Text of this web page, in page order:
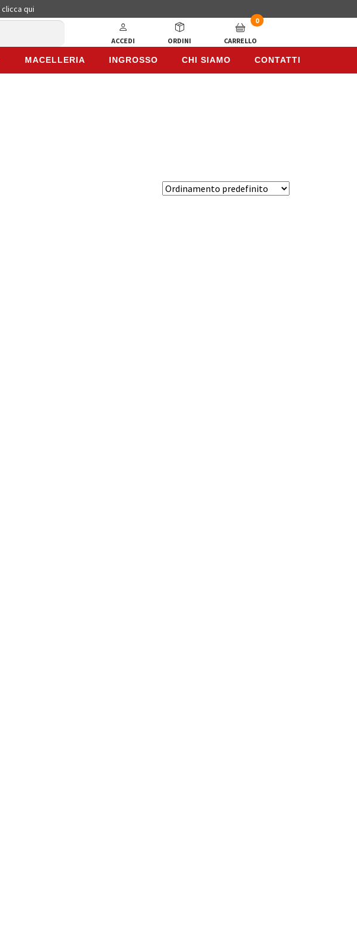
clicca qui
ACCEDI ORDINI
0
CARRELLO
MACELLERIA INGROSSO CHI SIAMO CONTATTI